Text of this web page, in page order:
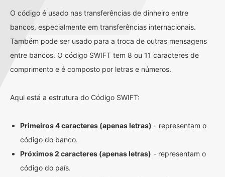
O código é usado nas transferências de dinheiro entre
bancos, especialmente em transferências internacionais.
Também pode ser usado para a troca de outras mensagens
entre bancos. O código SWIFT tem 8 ou 11 caracteres de
comprimento e é composto por letras e números.
Aqui está a estrutura do Código SWIFT:
Primeiros 4 caracteres (apenas letras) - representam o
código do banco.
Próximos 2 caracteres (apenas letras) - representam o
código do país.